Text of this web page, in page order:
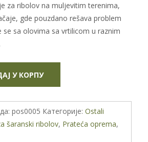
za ribolov na muljevitim terenima,
gde pouzdano rešava problem
se sa olovima sa vrtilicom u raznim
У КОРПУ
pos0005 Категорије: Ostali
šaranski ribolov, Prateća oprema,